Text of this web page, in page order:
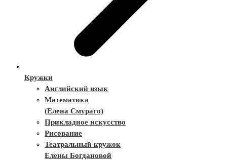
Кружки
Английский язык
Математика
(Елена Смураго)
Прикладное искусство
Рисование
Театральный кружок
Елены Богдановой